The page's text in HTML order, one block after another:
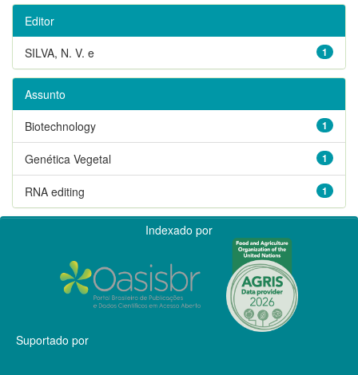
Editor
1
SILVA, N. V. e
Assunto
1
Biotechnology
1
Genética Vegetal
1
RNA editing
Indexado por
Suportado por